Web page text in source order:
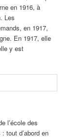
en 1916, à
Les
en 1917,
En 1917, elle
y est
l’école des
tout d’abord en